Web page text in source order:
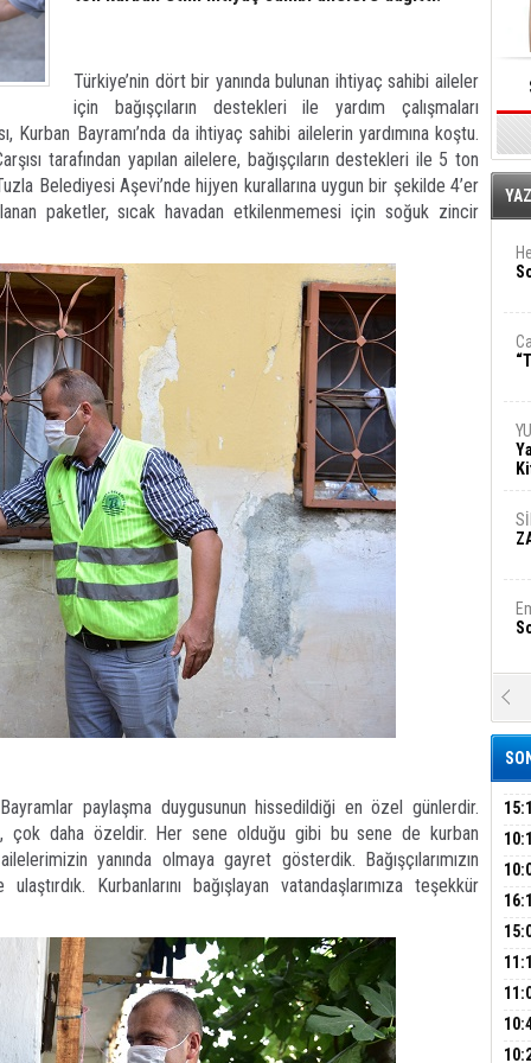
Türkiye’nin dört bir yanında bulunan ihtiyaç sahibi aileler
için bağışçıların destekleri ile yardım çalışmaları
Kurban Bayramı’nda da ihtiyaç sahibi ailelerin yardımına koştu.
tarafından yapılan ailelere, bağışçıların destekleri ile 5 ton
Belediyesi Aşevi’nde hijyen kurallarına uygun bir şekilde 4’er
paketler, sıcak havadan etkilenmemesi için soğuk zincir
paylaşma duygusunun hissedildiği en özel günlerdir.
çok daha özeldir. Her sene olduğu gibi bu sene de kurban
yanında olmaya gayret gösterdik. Bağışçılarımızın
Kurbanlarını bağışlayan vatandaşlarımıza teşekkür